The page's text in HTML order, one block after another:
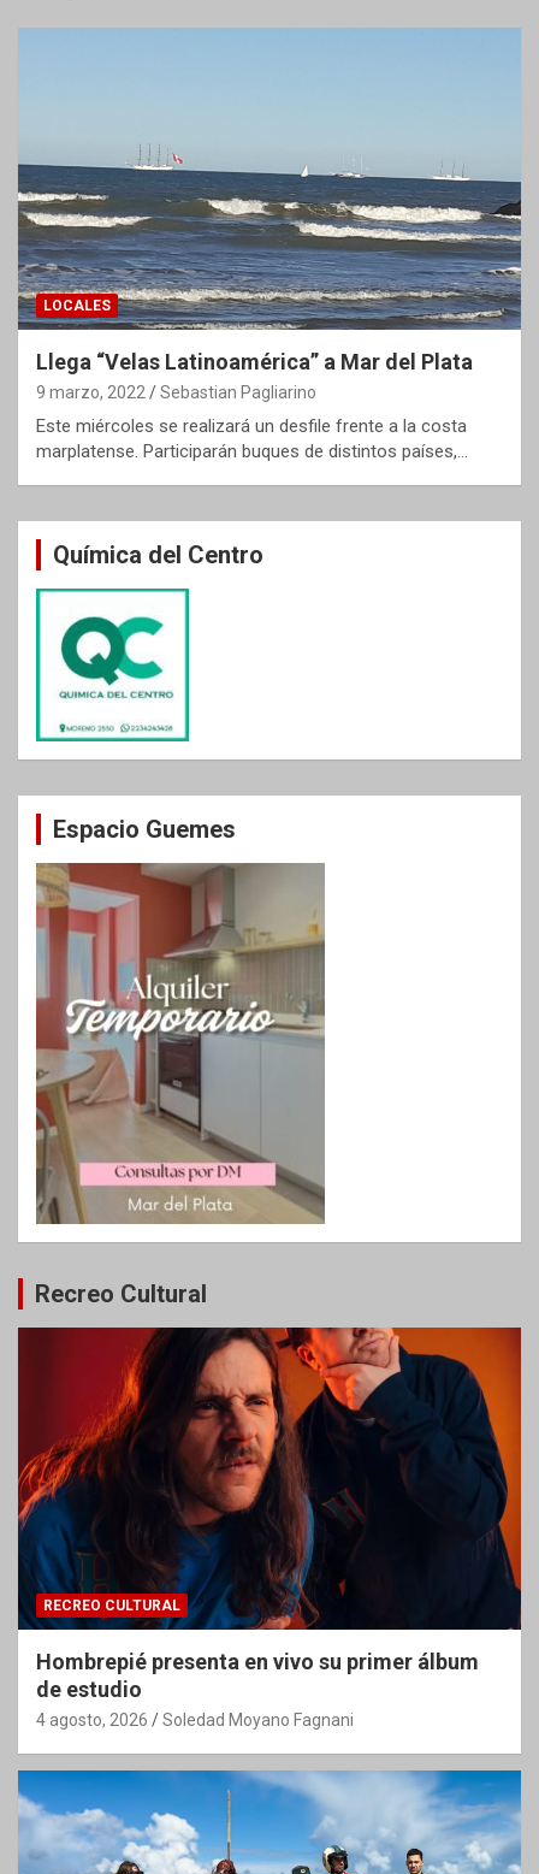
LOCALES
Llega “Velas Latinoamérica” a Mar del Plata
9 marzo, 2022 Sebastian Pagliarino
Este miércoles se realizará un desfile frente a la costa
marplatense. Participarán buques de distintos países,…
Química del Centro
Espacio Guemes
Recreo Cultural
RECREO CULTURAL
Hombrepié presenta en vivo su primer álbum
de estudio
4 agosto, 2026 Soledad Moyano Fagnani